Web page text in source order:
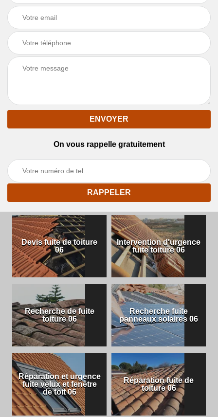
On vous rappelle gratuitement
Devis fuite de toiture
06
Intervention d'urgence
fuite toiture 06
Recherche de fuite
toiture 06
Recherche fuite
panneaux solaires 06
Réparation et urgence
fuite velux et fenêtre
de toit 06
Réparation fuite de
toiture 06